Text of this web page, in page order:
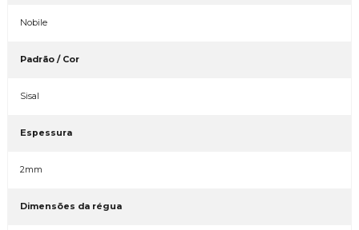
Nobile
Padrão / Cor
Sisal
Espessura
2mm
Dimensões da régua